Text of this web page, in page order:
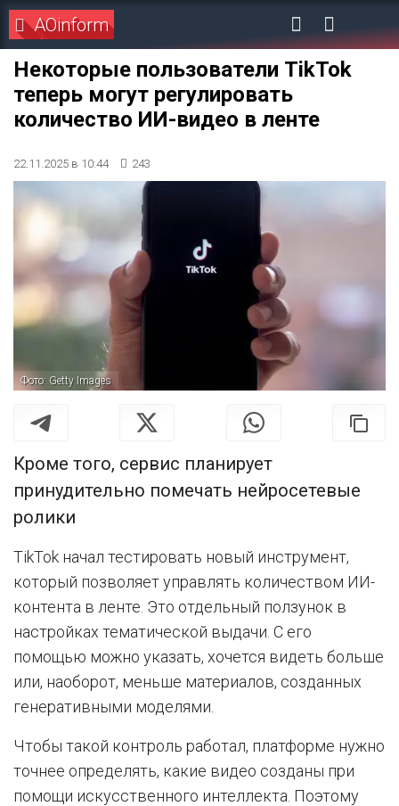
AOinform
Некоторые пользователи TikTok
теперь могут регулировать
количество ИИ-видео в ленте
22.11.2025 в 10:44 243
Фото: Getty Images
Кроме того, сервис планирует
принудительно помечать нейросетевые
ролики
TikTok начал тестировать новый инструмент,
который позволяет управлять количеством ИИ-
контента в ленте. Это отдельный ползунок в
настройках тематической выдачи. С его
помощью можно указать, хочется видеть больше
или, наоборот, меньше материалов, созданных
генеративными моделями.
Чтобы такой контроль работал, платформе нужно
точнее определять, какие видео созданы при
помощи искусственного интеллекта. Поэтому